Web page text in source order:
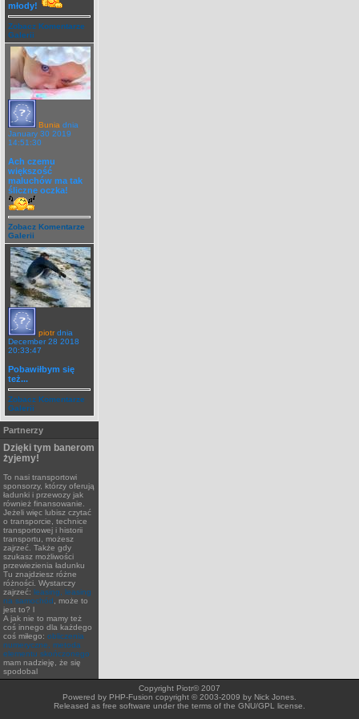
młody!
Zobacz Komentarze
Galerii
Bunia dnia
January 30 2019
14:51:30
Ach czemu
większość
maluchów ma tak
śliczne oczka!
Zobacz Komentarze
Galerii
piotr dnia
December 28 2018
20:33:47
Pobawiłbym się
też...
Zobacz Komentarze
Galerii
Partnerzy
Dzięki tym banerom
żyjemy!
To nasi transportowi
sponsorzy, którzy oferują
ładunki i przewozy jak
również finansowanie.
Jeżeli więc lubisz czytać
o transporcie, technice
transportowej i historii
transportu, możesz
zajrzeć. Także gdy
szukasz możliwości
przewiezienia ładunku
Tu znajdziesz różne
różności. Wystarczy
zajrzeć: leasing, leasing
na samochód , może to
jest to? l
A jak nie to mamy też
coś innego dla każdego
coś miłego: obliczenia
numeryczne, metoda
elementu skończonego
mam nadzieję, że się
spodobal
Copyright Piotr© 2007
Powered by PHP-Fusion copyright © 2003-2009 by Nick Jones.
Released as free software under the terms of the GNU/GPL license.